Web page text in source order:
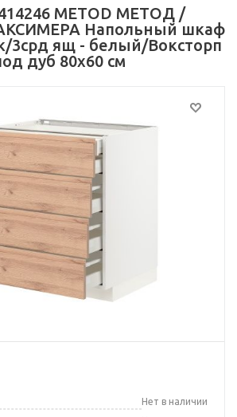
METOD МЕТОД /
Напольный шкаф
3срд ящ - белый/Воксторп
дуб 80x60 см
Нет в наличии